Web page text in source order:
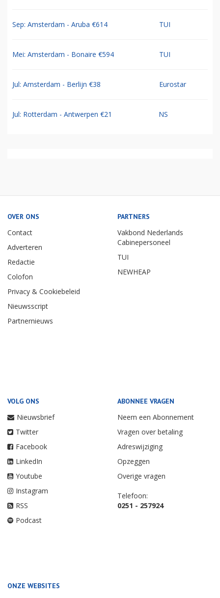
Sep: Amsterdam - Aruba €614 TUI
Mei: Amsterdam - Bonaire €594 TUI
Jul: Amsterdam - Berlijn €38 Eurostar
Jul: Rotterdam - Antwerpen €21 NS
OVER ONS
Contact
Adverteren
Redactie
Colofon
Privacy & Cookiebeleid
Nieuwsscript
Partnernieuws
PARTNERS
Vakbond Nederlands
Cabinepersoneel
TUI
NEWHEAP
VOLG ONS
Nieuwsbrief
Twitter
Facebook
LinkedIn
Youtube
Instagram
RSS
Podcast
ABONNEE VRAGEN
Neem een Abonnement
Vragen over betaling
Adreswijziging
Opzeggen
Overige vragen
Telefoon:
0251 - 257924
ONZE WEBSITES